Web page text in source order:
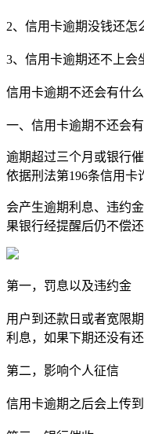
2、信用卡逾期没钱还怎
3、信用卡逾期还不上会
信用卡逾期不还会有什
一、信用卡逾期不还会
逾期超过三个月或银行
依据刑法第196条信用卡
会产生逾期利息、违约
果银行经提醒后仍不偿
第一，罚息以及违约金
用户到还款日或者宽限
利息，如果下期还没有
第二，影响个人征信
信用卡逾期之后会上传